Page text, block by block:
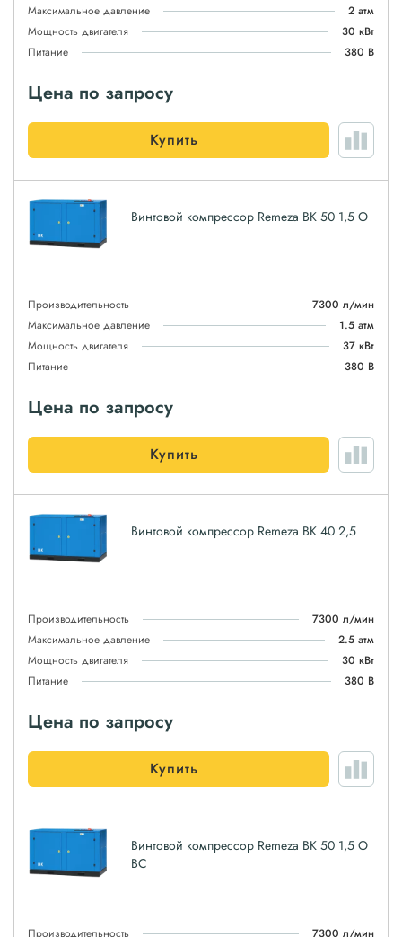
Максимальное давление
2 атм
Мощность двигателя
30 кВт
Питание
380 В
Цена по запросу
Купить
Винтовой компрессор Remeza ВК 50 1,5 О
Производительность
7300 л/мин
Максимальное давление
1.5 атм
Мощность двигателя
37 кВт
Питание
380 В
Цена по запросу
Купить
Винтовой компрессор Remeza ВК 40 2,5
Производительность
7300 л/мин
Максимальное давление
2.5 атм
Мощность двигателя
30 кВт
Питание
380 В
Цена по запросу
Купить
Винтовой компрессор Remeza ВК 50 1,5 О
ВС
Производительность 7300 л/мин